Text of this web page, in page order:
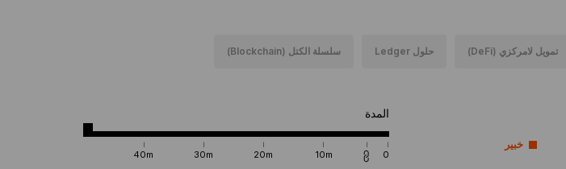
تمويل لامركزي (DeFi) حلول Ledger سلسلة الكتل (blockchain)
خبير
المدة
0
10m
20m
30m
40m